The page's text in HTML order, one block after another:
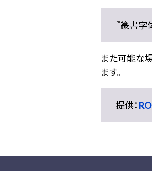
『篆書
また可能な
ます。
提供：